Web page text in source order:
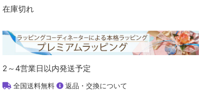
在庫切れ
2～4営業日以内発送予定
全国送料無料 返品・交換について